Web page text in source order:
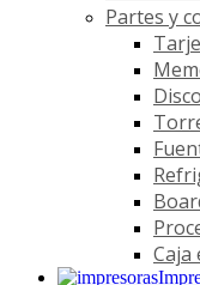
Partes y
Caja